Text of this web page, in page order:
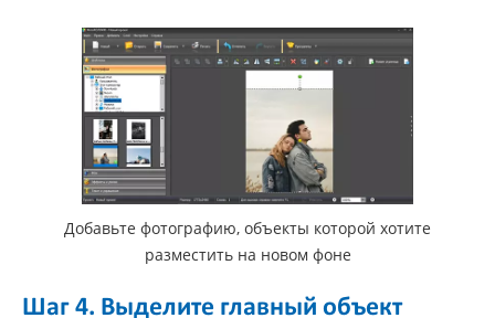
Добавьте фотографию, объекты которой хотите
разместить на новом фоне
Шаг 4. Выделите главный объект